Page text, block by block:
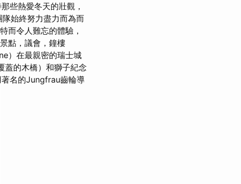
些熱愛冬天的壯觀，
始終努力盡力而為而
而令人難忘的體驗，
點，議會，鐘樓
）在最親密的瑞士城
蓋的木橋）和獅子紀念
名的Jungfrau齒輪導